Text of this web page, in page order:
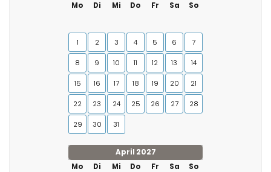
Mo
Di Mi Do Fr Sa So
1 2 3 4 5 6 7
8 9 10 11 12 13 14
15 16 17 18 19 20 21
22 23 24 25 26 27 28
29 30 31
April 2027
Mo
Di Mi Do Fr Sa
So